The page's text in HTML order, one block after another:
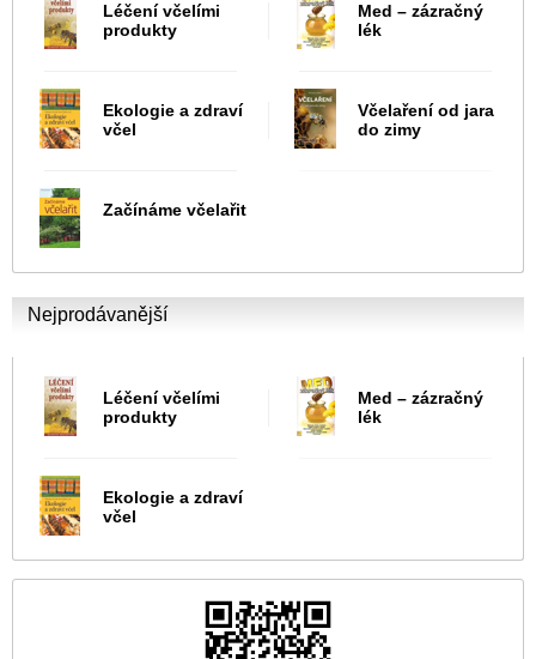
Léčení včelími
produkty
Med – zázračný
lék
Ekologie a zdraví
včel
Včelaření od jara
do zimy
Začínáme včelařit
Nejprodávanější
Léčení včelími
produkty
Med – zázračný
lék
Ekologie a zdraví
včel